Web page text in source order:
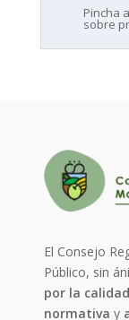
Pincha
sobre
El Consejo
Público, sin
por la calidad
normativa y